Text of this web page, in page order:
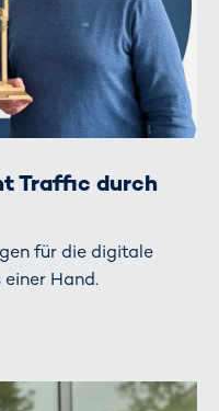
Traffic durch
für die digitale
Hand.